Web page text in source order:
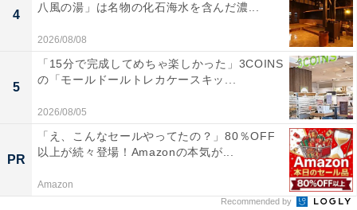
4
八風の湯」は名物の化石海水を含んだ濃...
2026/08/08
5
「15分で完成してめちゃ楽しかった」3COINS
の「モールドールトレカケースキッ...
2026/08/05
PR
「え、こんなセールやってたの？」80％OFF
以上が続々登場！Amazonの本気が...
Amazon
Recommended by